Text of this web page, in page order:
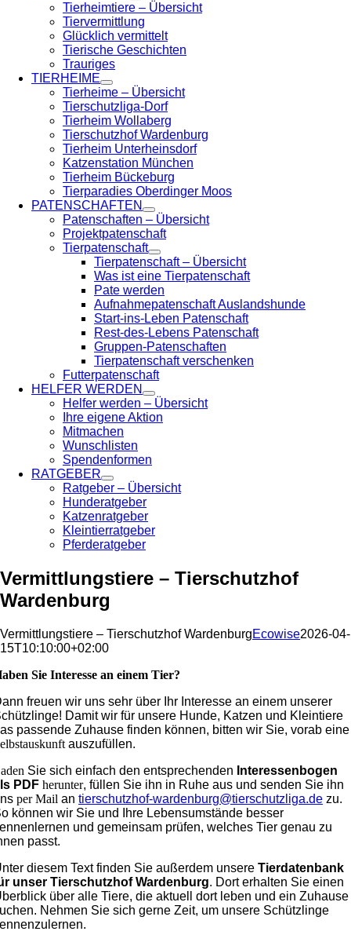
Tierheimtiere – Übersicht
Tiervermittlung
Glücklich vermittelt
Tierische Geschichten
Trauriges
TIERHEIME
Tierheime – Übersicht
Tierschutzliga-Dorf
Tierheim Wollaberg
Tierschutzhof Wardenburg
Tierheim Unterheinsdorf
Katzenstation München
Tierheim Bückeburg
Tierparadies Oberdinger Moos
PATENSCHAFTEN
Patenschaften – Übersicht
Projektpatenschaft
Tierpatenschaft
Tierpatenschaft – Übersicht
Was ist eine Tierpatenschaft
Pate werden
Aufnahmepatenschaft Auslandshunde
Start-ins-Leben Patenschaft
Rest-des-Lebens Patenschaft
Gruppen-Patenschaften
Tierpatenschaft verschenken
Futterpatenschaft
HELFER WERDEN
Helfer werden – Übersicht
Ihre eigene Aktion
Mitmachen
Wunschlisten
Spendenformen
RATGEBER
Ratgeber – Übersicht
Hunderatgeber
Katzenratgeber
Kleintierratgeber
Pferderatgeber
Vermittlungstiere – Tierschutzhof
Wardenburg
Vermittlungstiere – Tierschutzhof WardenburgEcowise2026-04-
15T10:10:00+02:00
Sie Interesse an einem Tier?
freuen wir uns sehr über Ihr Interesse an einem unserer
Damit wir für unsere Hunde, Katzen und Kleintiere
passende Zuhause finden können, bitten wir Sie, vorab eine
auszufüllen.
Sie sich einfach den entsprechenden Interessenbogen
PDF herunter, füllen Sie ihn in Ruhe aus und senden Sie ihn
per Mail antierschutzhof-wardenburg@tierschutzliga.de zu.
können wir Sie und Ihre Lebensumstände besser
und gemeinsam prüfen, welches Tier genau zu
passt.
diesem Text finden Sie außerdem unsereTierdatenbank
unser Tierschutzhof Wardenburg. Dort erhalten Sie einen
über alle Tiere, die aktuell dort leben und ein Zuhause
Nehmen Sie sich gerne Zeit, um unsere Schützlinge